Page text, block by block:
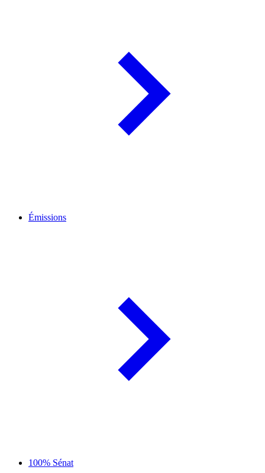
Émissions
100% Sénat